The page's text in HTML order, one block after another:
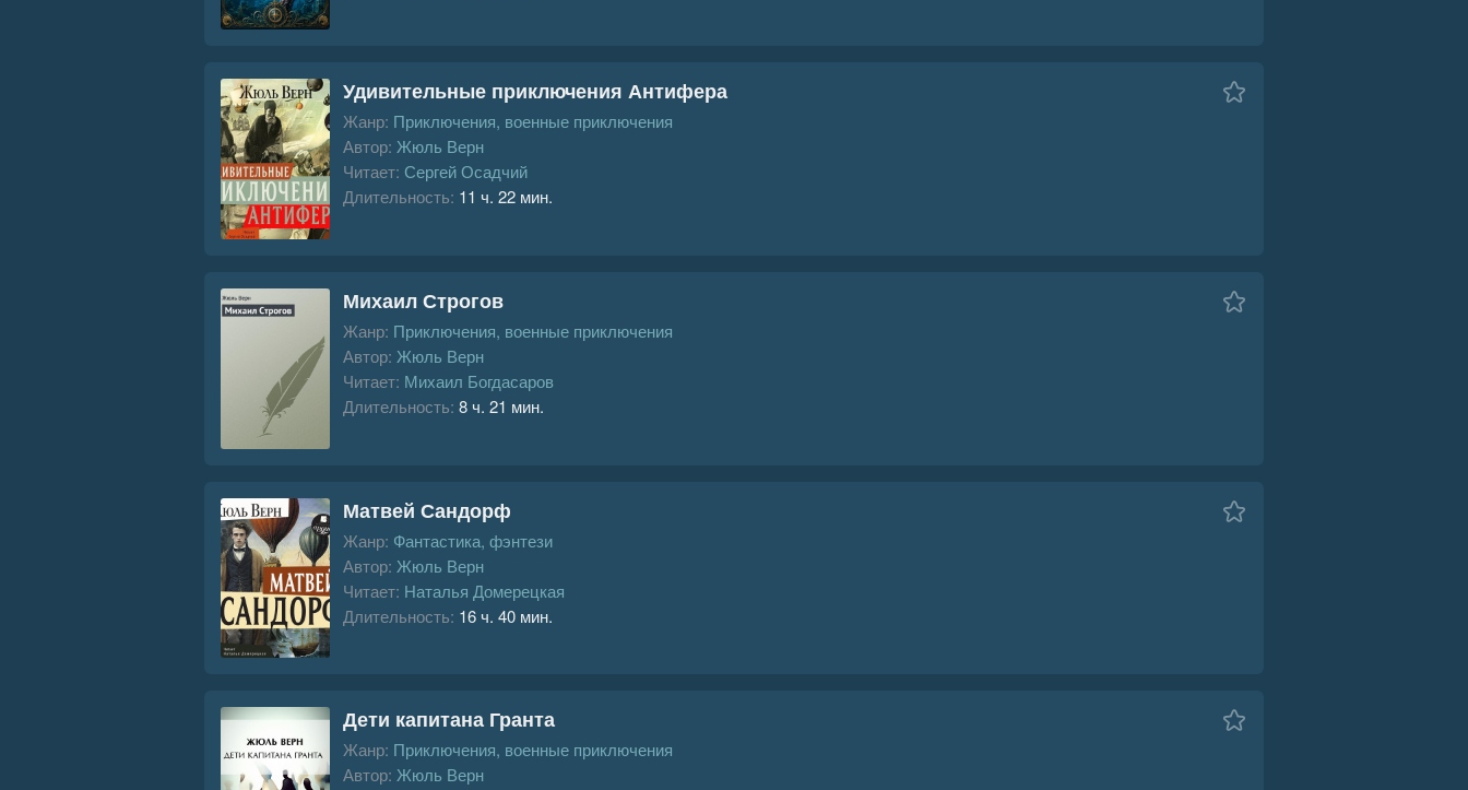
Удивительные приключения Антифера
Жанр: Приключения, военные приключения
Автор: Жюль Верн
Читает: Сергей Осадчий
Длительность: 11 ч. 22 мин.
Михаил Строгов
Жанр: Приключения, военные приключения
Автор: Жюль Верн
Читает: Михаил Богдасаров
Длительность: 8 ч. 21 мин.
Матвей Сандорф
Жанр: Фантастика, фэнтези
Автор: Жюль Верн
Читает: Наталья Домерецкая
Длительность: 16 ч. 40 мин.
Дети капитана Гранта
Жанр: Приключения, военные приключения
Автор: Жюль Верн